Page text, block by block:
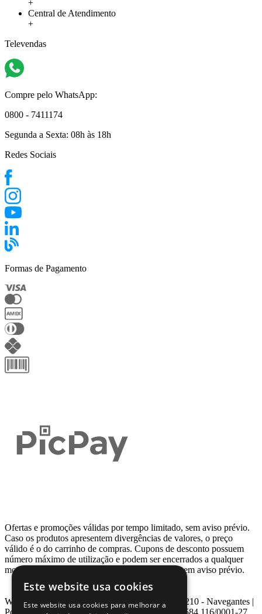
+
Central de Atendimento
+
Televendas
Compre pelo WhatsApp:
0800 - 7411174
Segunda a Sexta: 08h às 18h
Redes Sociais
Formas de Pagamento
Ofertas e promoções válidas por tempo limitado, sem aviso prévio.
Caso os produtos apresentem divergências de valores, o preço
válido é o do carrinho de compras. Cupons de desconto possuem
número máximo de utilização e podem ser encerrados a qualquer
momento, de acordo com sua disponibilidade e sem aviso prévio.
Webcontinental LTDA | Travessa Venezuela, Nº 210 - Navegantes |
Este website usa cookies
Este website usa cookies para melhorar a